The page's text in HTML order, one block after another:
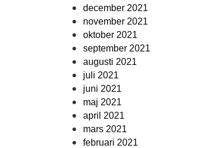
december 2021
november 2021
oktober 2021
september 2021
augusti 2021
juli 2021
juni 2021
maj 2021
april 2021
mars 2021
februari 2021